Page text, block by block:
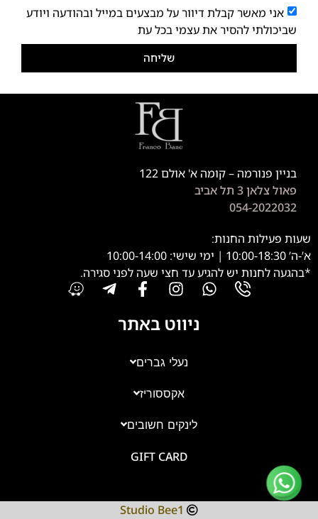
אני מאשר קבלת דיוור על מבצעים במייל ובהודעה ויודע
שביכולתי להסיר את עצמי בכל עת
שליחה
בניין פנורמה – קומה א' אולם 122
פאול צלאן 3 תל אביב
054-2022032
שעות פעילות החנות:
א’-ה’ 10:00-18:30 | ימי שישי: 10:00-14:00
*בהגעה לחנות יש להגיע עד חצי שעה לפני סגירה.
ניווט באתר
נעלי גברים
אקססוריז
לינקים חשובים
GIFT CARD
Studio Bee1